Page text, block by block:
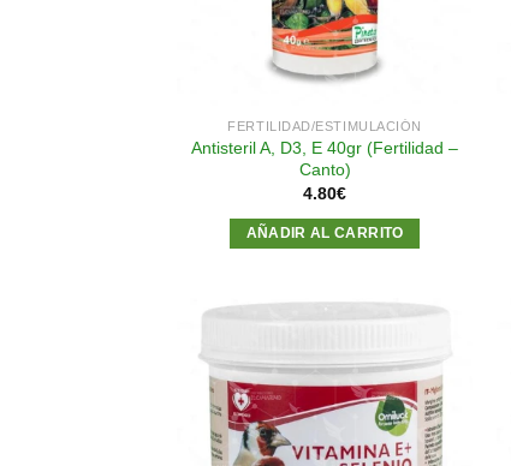
FERTILIDAD/ESTIMULACIÓN
Antisteril A, D3, E 40gr (Fertilidad –
Canto)
4.80€
AÑADIR AL CARRITO
Añadir
a la
lista de
deseos